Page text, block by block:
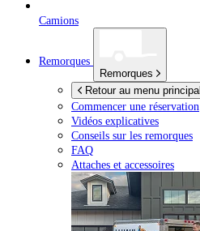
Camions
Remorques
Remorques
Retour au menu principal
Commencer une réservation
Vidéos explicatives
Conseils sur les remorques
FAQ
Attaches et accessoires